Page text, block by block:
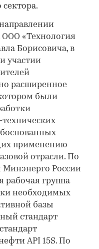
сектора.
ООО «Технология
Борисовича, в
участии
расширенное
были
применению
отрасли. По
Минэнерго России
рабочая группа
необходимых
базы
стандарт
API 15S. По